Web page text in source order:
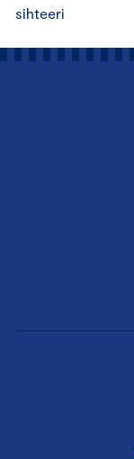
sihteeri